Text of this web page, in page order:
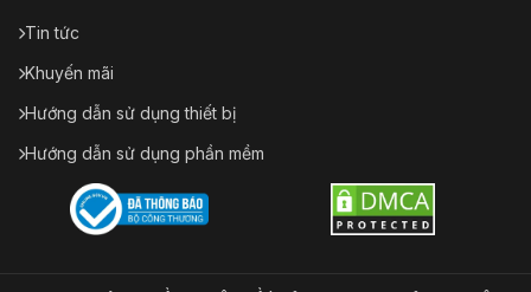
Tin tức
Khuyến mãi
Hướng dẫn sử dụng thiết bị
Hướng dẫn sử dụng phần mềm